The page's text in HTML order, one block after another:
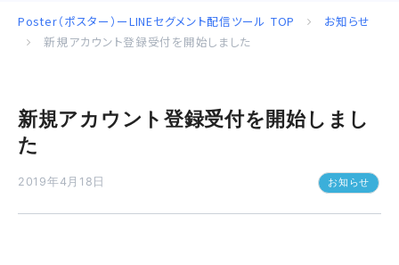
Poster（ポスター）ーLINEセグメント配信ツール TOP
お知らせ
新規アカウント登録受付を開始しました
新規アカウント登録受付を開始しまし
た
2019年4月18日 お知らせ